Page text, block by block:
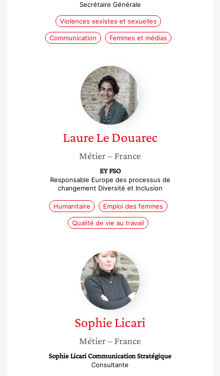
Secrétaire Générale
Violences sexistes et sexuelles
Communication Femmes et médias
Laure
Le
Douarec
Laure Le Douarec
Métier– France
EY FSO
Responsable Europe des processus de
changement Diversité et Inclusion
Humanitaire Emploi des femmes
Qualité de vie au travail
Sophie
Licari
SophieLicari
Métier– France
Sophie Licari Communication Stratégique
Consultante